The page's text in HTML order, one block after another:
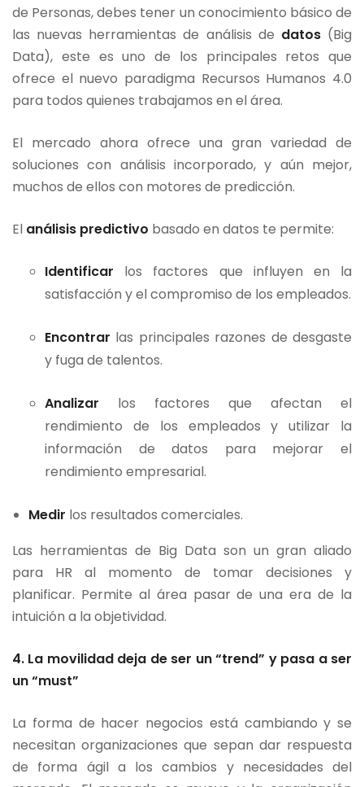
de Personas, debes tener un conocimiento básico de
las nuevas herramientas de análisis de datos(Big
Data), este es uno de los principales retos que
ofrece el nuevo paradigma Recursos Humanos 4.0
para todos quienes trabajamos en el área.
El mercado ahora ofrece una gran variedad de
soluciones con análisis incorporado, y aún mejor,
muchos de ellos con motores de predicción.
El análisis predictivo basado en datos te permite:
Identificar los factores que influyen en la
satisfacción y el compromiso de los empleados.
Encontrar las principales razones de desgaste
y fuga de talentos.
Analizar los factores que afectan el
rendimiento de los empleados y utilizar la
información de datos para mejorar el
rendimiento empresarial.
Medir los resultados comerciales.
Las herramientas de Big Data son un gran aliado
para HR al momento de tomar decisiones y
planificar. Permite al área pasar de una era de la
intuición a la objetividad.
4. La movilidad deja de ser un “trend” y pasa a ser
un “must”
La forma de hacer negocios está cambiando y se
necesitan organizaciones que sepan dar respuesta
de forma ágil a los cambios y necesidades del